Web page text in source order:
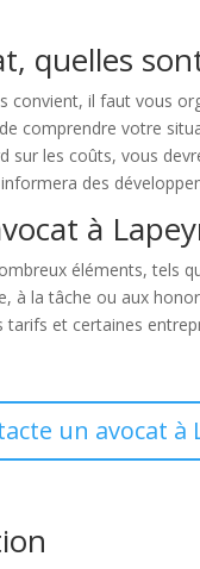
quelles
convient, il faut vous
comprendre votre
les coûts, vous
des
à
éléments, tels
à la tâche ou aux
tarifs et certaines
un avocat